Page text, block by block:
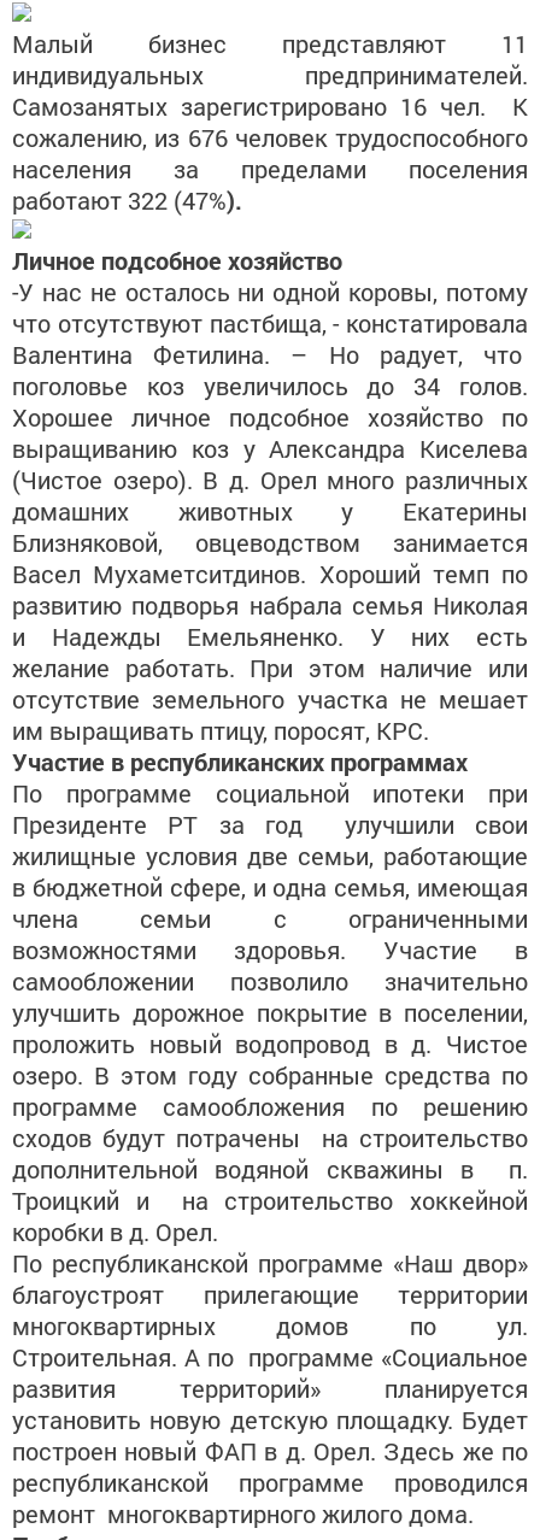
Малый бизнес представляют 11
индивидуальных предпринимателей.
Самозанятых зарегистрировано 16 чел. К
сожалению, из 676 человек трудоспособного
населения за
пределами поселения
работают 322 (47%).
Личное подсобное хозяйство
-У нас не осталось ни одной коровы, потому
что отсутствуют пастбища, - констатировала
Валентина Фетилина. – Но радует, что
поголовье коз увеличилось до 34 голов.
Хорошее личное подсобное хозяйство по
выращиванию коз у Александра Киселева
(Чистое озеро). В д. Орел много различных
домашних животных у Екатерины
Близняковой, овцеводством занимается
Васел Мухаметситдинов. Хороший темп по
развитию подворья набрала семья Николая
и Надежды Емельяненко. У них есть
желание работать. При этом наличие или
отсутствие земельного участка не мешает
им выращивать птицу, поросят, КРС.
Участие в республиканских программах
По программе социальной ипотеки при
Президенте РТ за год улучшили свои
жилищные условия две семьи, работающие
в бюджетной сфере, и одна семья, имеющая
члена семьи с ограниченными
возможностями здоровья. Участие в
самообложении позволило значительно
улучшить дорожное покрытие в поселении,
проложить новый водопровод в д. Чистое
озеро. В этом году собранные средства по
программе самообложения по решению
сходов будут потрачены на строительство
дополнительной водяной скважины в п.
Троицкий и на строительство хоккейной
коробки в д. Орел.
По республиканской программе «Наш двор»
благоустроят прилегающие территории
многоквартирных домов по ул.
Строительная. А по программе «Социальное
развития территорий» планируется
установить новую детскую площадку. Будет
построен новый ФАП в д. Орел. Здесь же по
республиканской программе проводился
ремонт многоквартирного жилого дома.